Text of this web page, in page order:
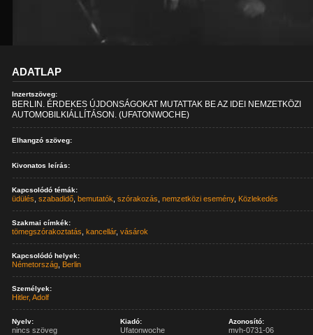
ADATLAP
Inzertszöveg:
BERLIN. ÉRDEKES ÚJDONSÁGOKAT MUTATTAK BE AZ IDEI NEMZETKÖZI
AUTOMOBILKIÁLLÍTÁSON. (UFATONWOCHE)
Elhangzó szöveg:
Kivonatos leírás:
Kapcsolódó témák:
üdülés ,szabadidő ,bemutatók ,szórakozás ,nemzetközi esemény, Közlekedés
Szakmai címkék:
tömegszórakoztatás ,kancellár,vásárok
Kapcsolódó helyek:
Németország Berlin
Személyek:
Hitler, Adolf
Nyelv:
nincs szöveg
Kiadó:
Ufatonwoche
Azonosító:
mvh-0731-06